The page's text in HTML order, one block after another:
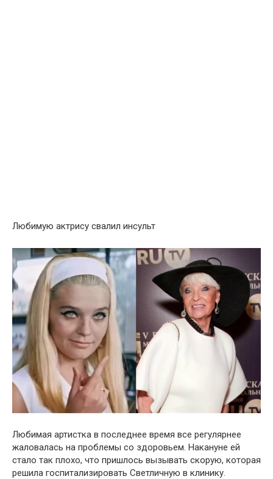
Любимую актрису свалил инсульт
Любимая артистка в последнее время все регулярнее
жаловалась на проблемы со здоровьем. Накануне ей
стало так плохо, что пришлось вызывать скорую, которая
решила госпитализировать Светличную в клинику.